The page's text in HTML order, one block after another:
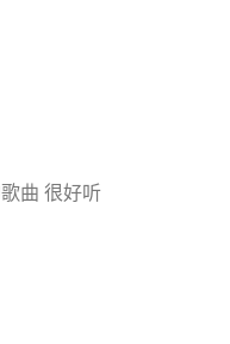
曲 很好听